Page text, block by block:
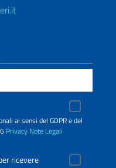
ai sensi del GDPR e del
Privacy Note Legali
ricevere